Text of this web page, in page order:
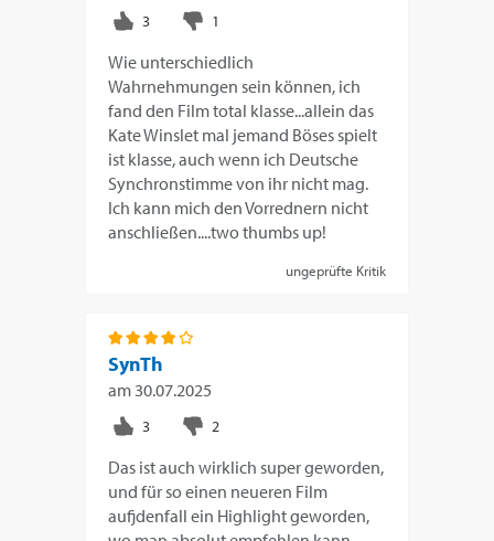
Wie unterschiedlich
Wahrnehmungen sein können, ich
fand den Film total klasse...allein das
Kate Winslet mal jemand Böses spielt
ist klasse, auch wenn ich Deutsche
Synchronstimme von ihr nicht mag.
Ich kann mich den Vorrednern nicht
anschließen....two thumbs up!
ungeprüfte Kritik
SynTh
am 30.07.2025
Das ist auch wirklich super geworden,
und für so einen neueren Film
aufjdenfall ein Highlight geworden,